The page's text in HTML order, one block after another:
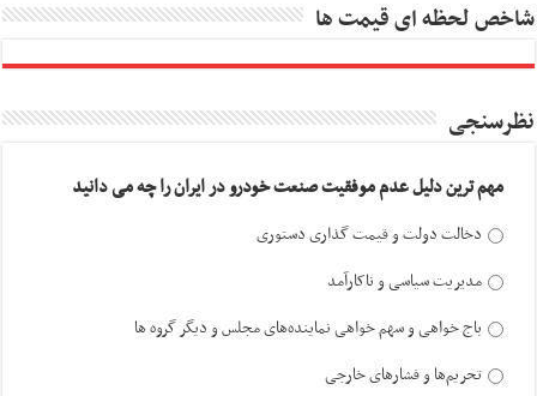
شاخص لحظه ای قیمت ها
نظرسنجی
مهم ترین دلیل عدم موفقیت صنعت خودرو در ایران را چه می دانید
دخالت دولت و قیمت گذاری دستوری
مدیریت سیاسی و ناکارآمد
باج خواهی و سهم خواهی نماینده‌های مجلس و دیگر گروه ها
تحریم‌ها و فشارهای خارجی